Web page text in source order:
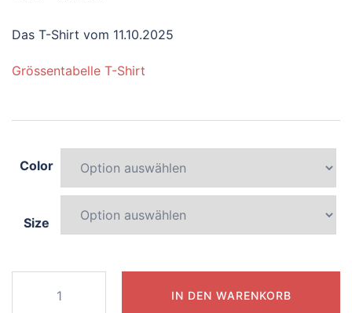
Das T-Shirt vom 11.10.2025
Grössentabelle T-Shirt
Color
Size
graceful-
IN DEN WARENKORB